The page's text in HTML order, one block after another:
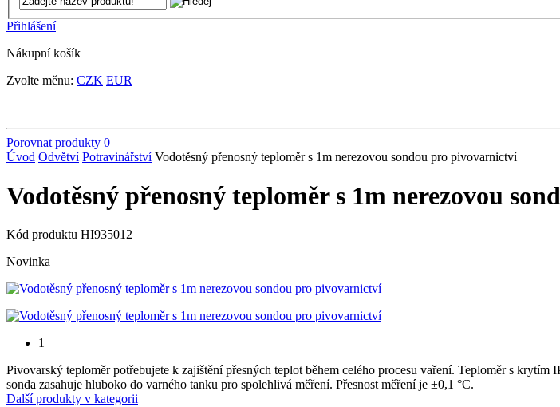
Přihlášení
Nákupní košík
Zvolte měnu: CZK EUR
Porovnat produkty 0
Úvod Odvětví Potravinářství Vodotěsný přenosný teploměr s 1m nerezovou sondou pro pivovarnictví
Vodotěsný přenosný teploměr s 1m nerezovou
Kód produktu HI935012
Novinka
1
Pivovarský teploměr potřebujete k zajištění přesných teplot během celého procesu vaření. Teploměr s
sonda zasahuje hluboko do varného tanku pro spolehlivá měření. Přesnost měření je ±0,1 °C.
Další produkty v kategorii